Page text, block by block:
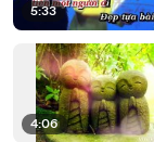
5:33
4:06